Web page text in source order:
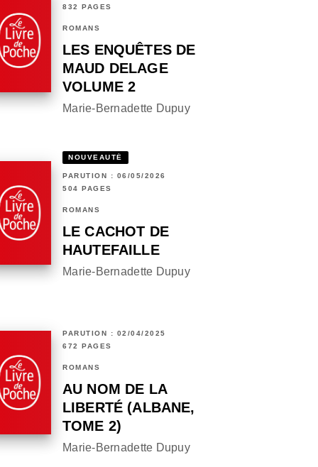
832 PAGES
ROMANS
LES ENQUÊTES DE
MAUD DELAGE
VOLUME 2
Marie-Bernadette Dupuy
NOUVEAUTÉ
PARUTION : 06/05/2026
504 PAGES
ROMANS
LE CACHOT DE
HAUTEFAILLE
Marie-Bernadette Dupuy
PARUTION : 02/04/2025
672 PAGES
ROMANS
AU NOM DE LA
LIBERTÉ (ALBANE,
TOME 2)
Marie-Bernadette Dupuy